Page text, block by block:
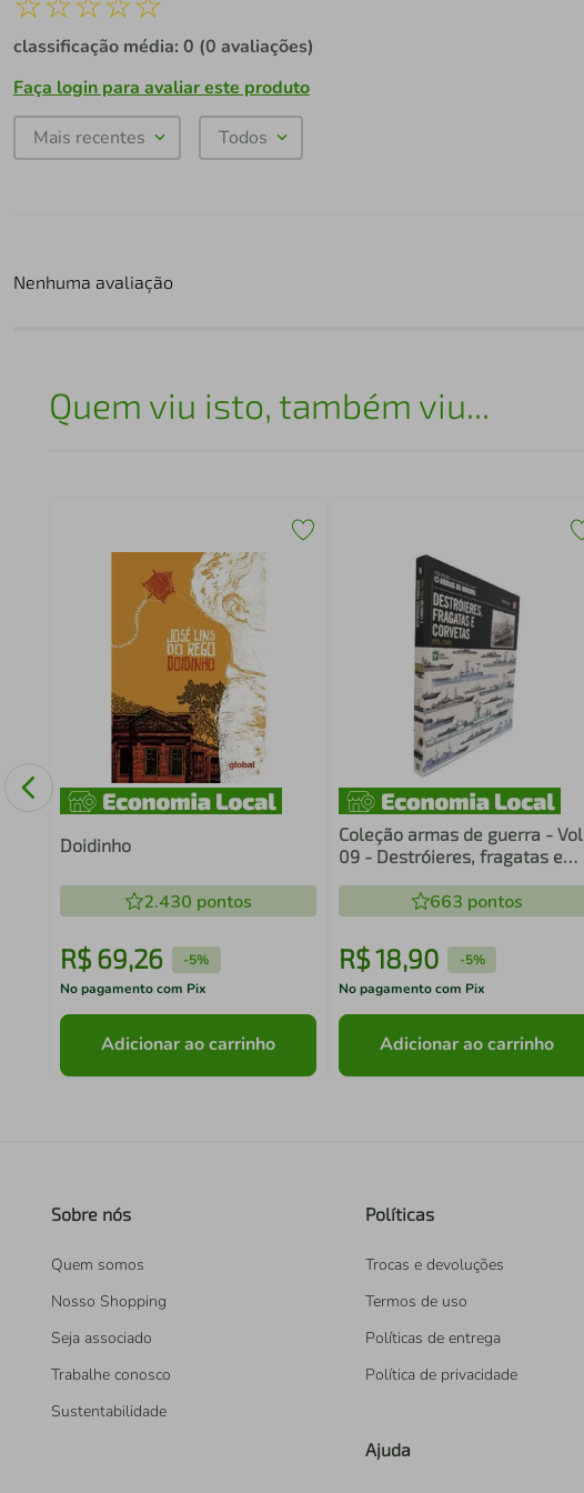
classificação média: 0 (0 avaliações)
Faça login para avaliar este produto
Mais recentes Todos
Nenhuma avaliação
Quem viu isto, também viu...
Doidinho
2.430 pontos
R$ 69,26 -5%
No pagamento com Pix
Adicionar ao carrinho
Coleção armas de guerra - Vol
09 - Destróieres, fragatas e
663 pontos
R$18,90 -5%
No pagamento com Pix
Adicionar ao carrinho
Sobre nós
Quem somos
Nosso Shopping
Seja associado
Trabalhe conosco
Sustentabilidade
Políticas
Trocas e devoluções
Termos de uso
Políticas de entrega
Política de privacidade
Ajuda